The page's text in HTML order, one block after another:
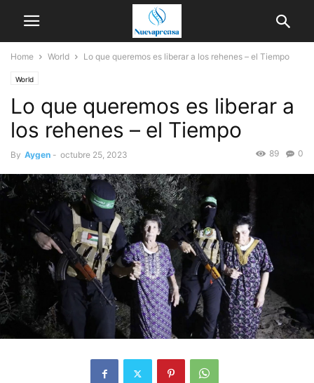
Home World Lo que queremos es liberar a los rehenes – el Tiempo
World
Lo que queremos es liberar a
los rehenes – el Tiempo
By Aygen - octubre 25, 2023 0
89